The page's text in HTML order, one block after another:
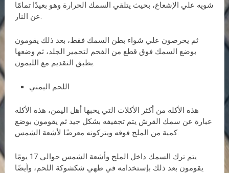
شويه علي الإشعاع، بحيث يتلقي السمك الحرارة وهو بعيدًا تمامًا
عن النار.
ثم يحرصون علي شواء بطن السمك فقط، بعد ذلك يقومون
بوضع السمك فوق قطع من الفحم لتحمير الجلد، ثم وضعها
بطبق التقديم مع الليمون.
اللحم اليمني
هذه الأكله من أكثر الأكلات التي يحبها أهل اليمن، هذه الأكله
عبارة عن سمك القرش يتم تجفيفه بشكل جيد ثم يقومون بوضع
كمية من الملح فوقه ويتركونه معرضًا لأشعة الشمس.
يتم ترك السمك داخل الملح وأشعة الشمس حوالي 17 يومًا
يقومون بعد ذلك بإستخدامه في طهي شكشوكة اللحم، وأيضًا